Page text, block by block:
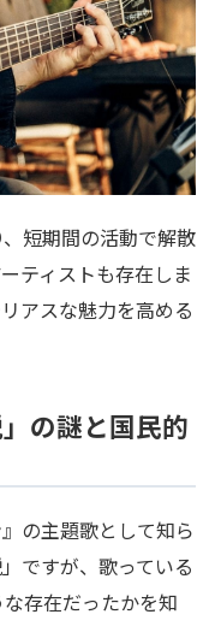
短期間の活動で解散
ティストも存在しま
アスな魅力を高める
の謎と国民的
の主題歌として知ら
ですが、歌っている
な存在だったかを知